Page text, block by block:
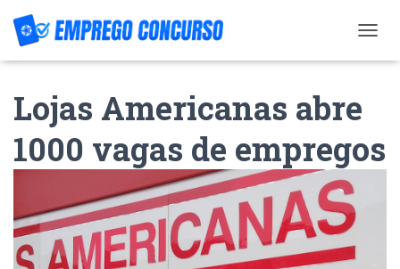
O
N
A
Lojas Americanas abre
1000 vagas de empregos